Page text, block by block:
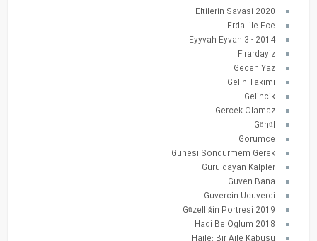
Eltilerin Savasi 2020
Erdal ile Ece
Eyyvah Eyvah 3 - 2014
Firardayiz
Gecen Yaz
Gelin Takimi
Gelincik
Gercek Olamaz
Gönül
Gorumce
Gunesi Sondurmem Gerek
Guruldayan Kalpler
Guven Bana
Guvercin Ucuverdi
Güzelliğin Portresi 2019
Hadi Be Oglum 2018